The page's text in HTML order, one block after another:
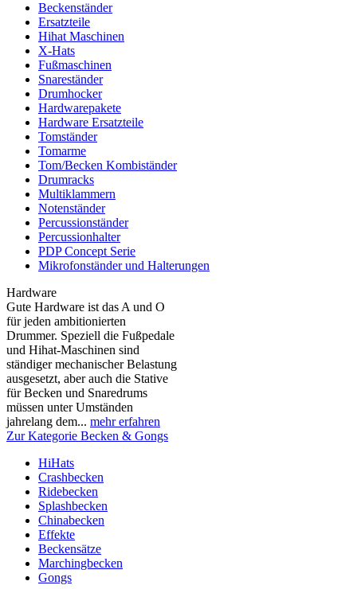
Beckenständer
Ersatzteile
Hihat Maschinen
X-Hats
Fußmaschinen
Snareständer
Drumhocker
Hardwarepakete
Hardware Ersatzteile
Tomständer
Tomarme
Tom/Becken Kombiständer
Drumracks
Multiklammern
Notenständer
Percussionständer
Percussionhalter
PDP Concept Serie
Mikrofonständer und Halterungen
Hardware
Gute Hardware ist das A und O
für jeden ambitionierten
Drummer. Speziell die Fußpedale
und Hihat-Maschinen sind
ständiger mechanischer Belastung
ausgesetzt, aber auch die Stative
für Becken und Snaredrums
müssen unter Umständen
jahrelang dem... mehr erfahren
Zur Kategorie Becken & Gongs
HiHats
Crashbecken
Ridebecken
Splashbecken
Chinabecken
Effekte
Beckensätze
Marchingbecken
Gongs